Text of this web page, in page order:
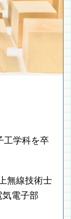
工学科を卒
無線技術士
電子部